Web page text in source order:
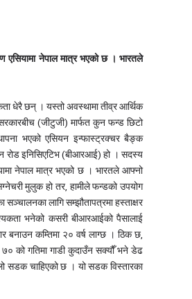
नेपाल मात्र भएको छ । भारतले
धेरै छन् । यस्तो अवस्थामा तीव्र आर्थिक
(जीटुजी) मार्फत कुन फन्ड छिटो
भएको एसियन इन्फास्ट्रक्चर बैङ्क
रोड इनिसिएटिभ (बीआरआई) हो । सदस्य
नेपाल मात्र भएको छ । भारतले आफ्नो
मुलुक हो तर, हामीले फन्डको उपयोग
सञ्चालनका लागि सम्झौतापत्रमा हस्ताक्षर
भनेको कसरी बीआरआईको पैसालाई
बनाउन कम्तिमा २० वर्ष लाग्छ । ठिक छ,
को गतिमा गाडी कुदाउँन सक्यौँ भने डेढ
सडक चाहिएको छ । यो सडक विस्तारका